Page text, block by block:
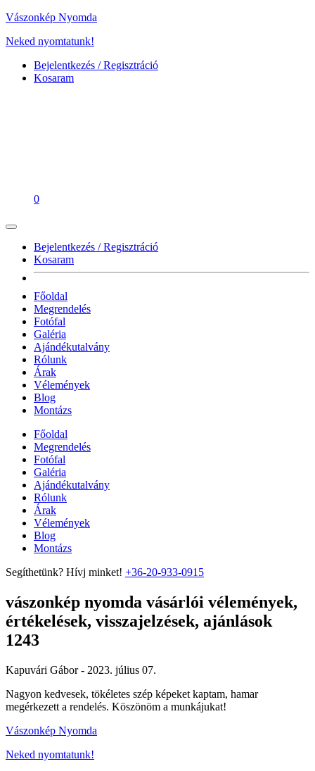
Vászonkép Nyomda
Neked nyomtatunk!
Bejelentkezés / Regisztráció
Kosaram
0
Bejelentkezés / Regisztráció
Kosaram
Főoldal
Megrendelés
Fotófal
Galéria
Ajándékutalvány
Rólunk
Árak
Vélemények
Blog
Montázs
Főoldal
Megrendelés
Fotófal
Galéria
Ajándékutalvány
Rólunk
Árak
Vélemények
Blog
Montázs
Segíthetünk? Hívj minket! +36-20-933-0915
vászonkép nyomda vásárlói vélemények,
értékelések, visszajelzések, ajánlások
1243
Kapuvári Gábor - 2023. július 07.
Nagyon kedvesek, tökéletes szép képeket kaptam, hamar
megérkezett a rendelés. Köszönöm a munkájukat!
Vászonkép Nyomda
Neked nyomtatunk!